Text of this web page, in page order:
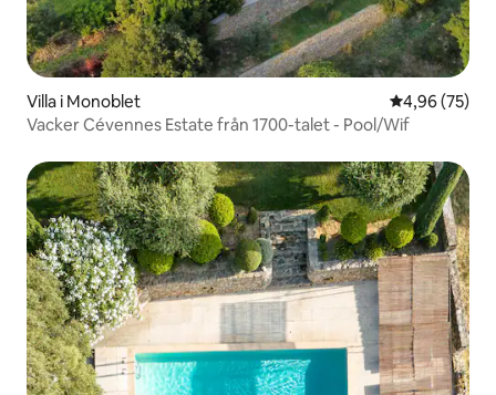
Villa i Monoblet 4,96 av 5 i
4,96 (75)
Vacker Cévennes Estate från 1700-talet - Pool/Wif